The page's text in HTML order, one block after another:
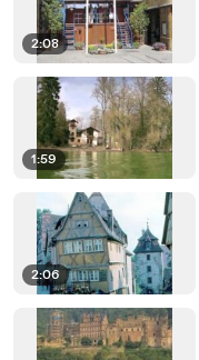
2:08
1:59
2:06